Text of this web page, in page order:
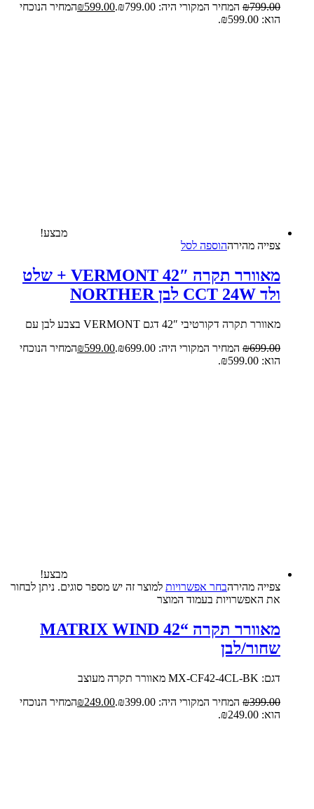
₪799.00 המחיר המקורי היה: ₪799.00. ₪599.00
המחיר הנוכחי
הוא: ₪599.00.
מבצע!
צפייה‬ ‫מהירה‬הוספה לסל
מאוורר תקרה 42″ VERMONT + שלט
ולד CCT 24W לבן NORTHER
מאוורר תקרה דקורטיבי 42″ דגם VERMONT בצבע לבן עם
₪699.00 המחיר המקורי היה: ₪699.00. ₪599.00
המחיר הנוכחי
הוא: ₪599.00.
מבצע!
צפייה‬ ‫מהירה‬בחר אפשרויות למוצר זה יש מספר סוגים. ניתן לבחור
את האפשרויות בעמוד המוצר
מאוורר תקרה “MATRIX WIND 42
שחור/לבן
דגם: MX-CF42-4CL-BK מאוורר תקרה מעוצב
₪399.00 המחיר המקורי היה: ₪399.00. ₪249.00
המחיר הנוכחי
הוא: ₪249.00.